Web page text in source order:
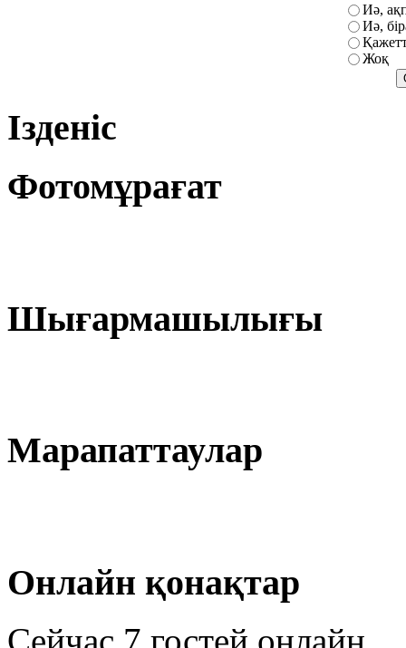
Иә,
Иә,
Жоқ
Ізденіс
Фотомұрағат
Шығармашылығы
Марапаттаулар
Онлайн қонақтар